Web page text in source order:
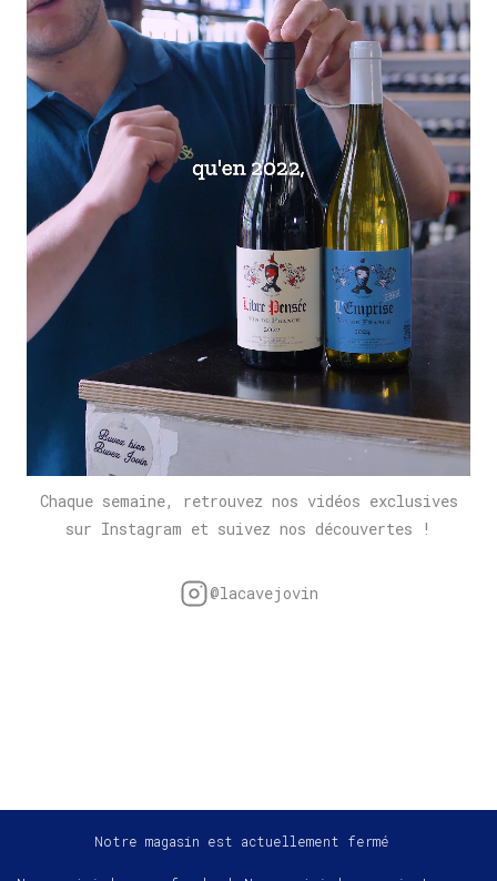
Chaque semaine, retrouvez nos vidéos exclusives
sur Instagram et suivez nos découvertes !
@lacavejovin
Notre magasin est actuellement fermé